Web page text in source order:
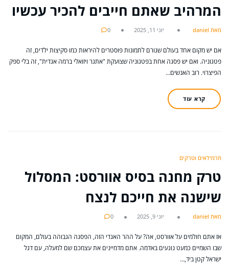
המרהיב שאתם חייבים להכיר עכשיו
מאת daniel יוני 11, 2025 0
אם יש מקום אחד בעולם שגורם לתמונות פוסטרים להיראות כמו סקיצות ילדים, זה
פטגוניה. ואם יש פסגה אחת בפטגוניה שצועקת "אתגר ויזואלי ברמה אגדית", זה בלי ספק
הפיצרוי. רוב האנשים…
קרא עוד
תרמילאים וטרקים
טרק מחנה בסיס אוורסט: המסלול
שישנה את חייכם לנצח
מאת daniel יוני 9, 2025 0
אז אתם חולמים על אוורסט, אה? על ההר האגדי הזה, הפסגה הגבוהה בעולם, המקום
שבו השמיים כמעט נוגעים באדמה. אתם מדמיינים את עצמכם שם למעלה, עם דגל
ישראל קטן ביד,…